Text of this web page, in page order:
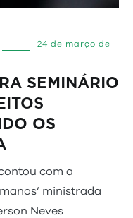
24 de março de
SEMINÁRIO
OS
com a
ministrada
Neves